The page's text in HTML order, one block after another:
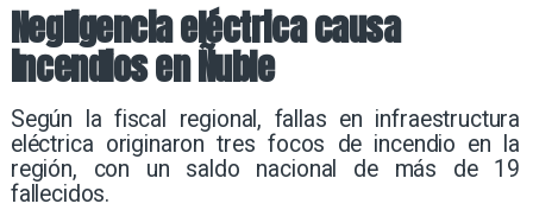
Negligencia eléctrica causa
incendios en Ñuble
Según la fiscal regional, fallas en infraestructura
eléctrica originaron tres focos de incendio en la
región, con un saldo nacional de más de 19
fallecidos.